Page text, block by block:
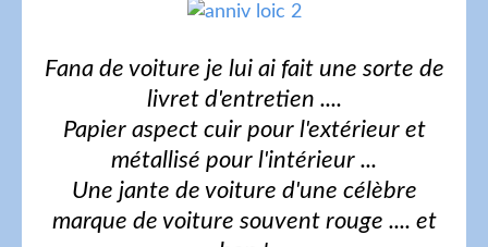
Fana de voiture je lui ai fait une sorte de
livret d'entretien ....
Papier aspect cuir pour l'extérieur et
métallisé pour l'intérieur ...
Une jante de voiture d'une célèbre
marque de voiture souvent rouge .... et